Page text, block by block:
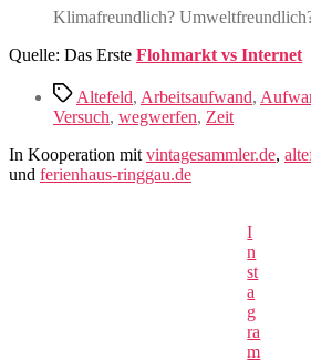
Klimafreundlich?
Quelle: Das Erste Flohmarkt vs Internet
Schlagwörter
Altefeld, Arbeitsaufwand,
Versuch, wegwerfen, Zeit
In Kooperation mit vintagesammler.de,
und ferienhaus-ringgau.de
I
n
st
a
g
ra
m